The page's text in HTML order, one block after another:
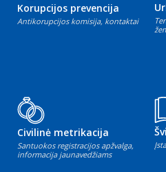
Korupcijos prevencija
Antikorupcijos komisija, kontaktai
Civilinė metrikacija
Santuokos registracijos apžvalga,
informacija jaunavedžiams